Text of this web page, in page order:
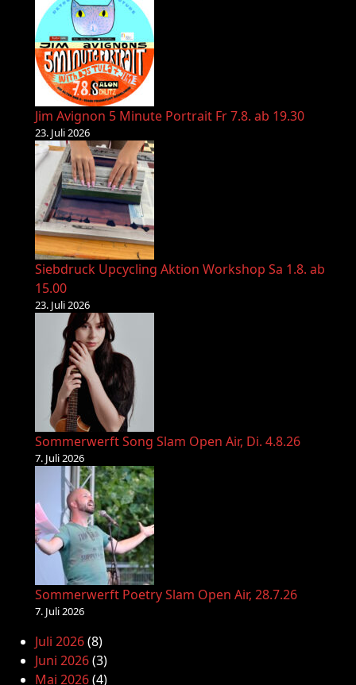
Jim Avignon 5 Minute Portrait Fr 7.8. ab 19.30
23. Juli 2026
Siebdruck Upcycling Aktion Workshop Sa 1.8. ab
15.00
23. Juli 2026
Sommerwerft Song Slam Open Air, Di. 4.8.26
7. Juli 2026
Sommerwerft Poetry Slam Open Air, 28.7.26
7. Juli 2026
Juli 2026(8)
Juni 2026(3)
Mai 2026(4)